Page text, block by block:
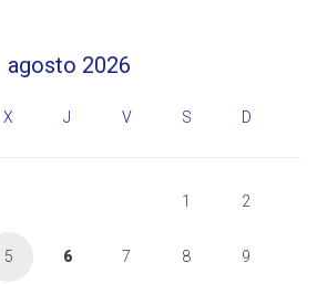
agosto 2026
X J V S D
1 2
5 6 7 8 9